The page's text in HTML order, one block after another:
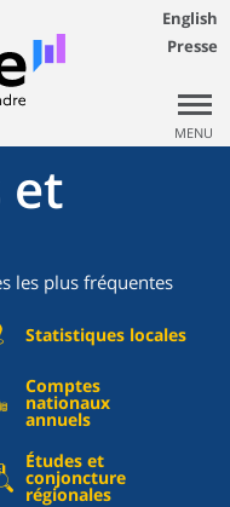
English
Presse
MENU
et
les plus fréquentes
Statistiques locales
Comptes
nationaux
annuels
Études et
conjoncture
régionales